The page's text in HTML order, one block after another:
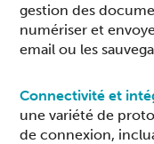
gestion des
numériser et
email ou les
Connectivité et
une variété de
de connexion,